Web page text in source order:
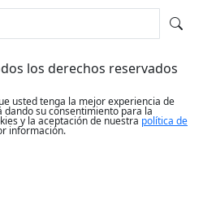
los derechos reservados
usted tenga la mejor experiencia de
dando su consentimiento para la
y la aceptación de nuestra política de
información.